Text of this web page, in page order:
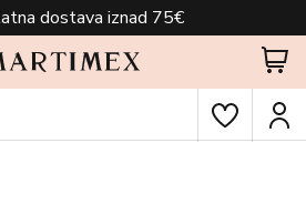
dostava iznad 75€